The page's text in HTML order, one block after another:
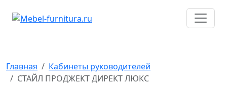
Главная
Кабинеты руководителей
СТАЙЛ ПРОДЖЕКТ ДИРЕКТ ЛЮКС